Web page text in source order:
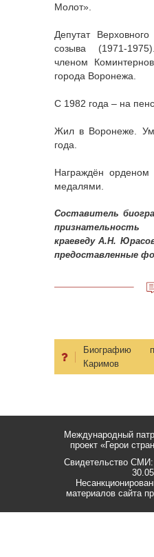
Молот».
Депутат
созыва (1971-
членом
города Воронежа.
С 1982 года – на
Жил в Воронеже.
года.
Награждён
медалями.
Составитель
краеведу А.Н.
предоставленные
Биографию
Каримов
Международный
проект «Герои
Свидетельство
материалов сайта